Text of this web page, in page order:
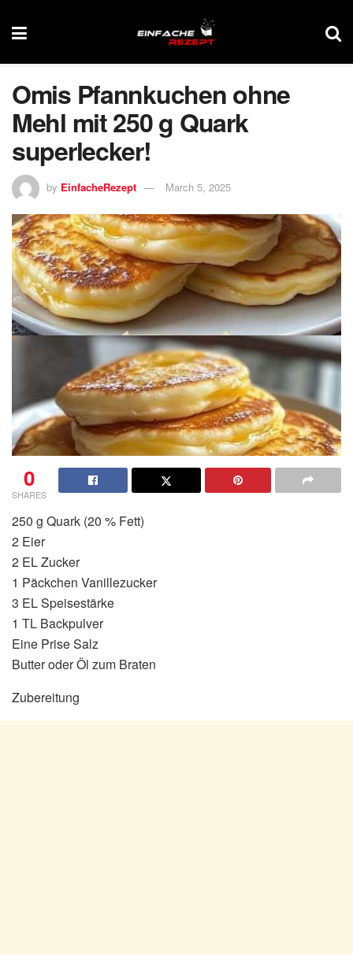
Omis Pfannkuchen ohne
Mehl mit 250 g Quark
superlecker!
by EinfacheRezept March 5, 2025
0
SHARES
250 g Quark (20 % Fett)
2 Eier
2 EL Zucker
1 Päckchen Vanillezucker
3 EL Speisestärke
1 TL Backpulver
Eine Prise Salz
Butter oder Öl zum Braten
Zubereitung